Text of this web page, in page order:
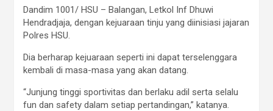
Dandim 1001/ HSU – Balangan, Letkol Inf Dhuwi
Hendradjaja, dengan kejuaraan tinju yang diinisiasi jajaran
Polres HSU.
Dia berharap kejuaraan seperti ini dapat terselenggara
kembali di masa-masa yang akan datang.
“Junjung tinggi sportivitas dan berlaku adil serta selalu
fun dan safety dalam setiap pertandingan,” katanya.